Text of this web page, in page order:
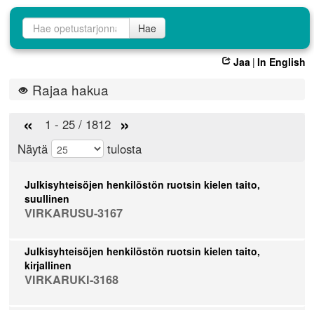
Opetustarjontahaku
Hae
Jaa | In English
Rajaa hakua
« 1 - 25 / 1812 »
Näytä tulosta
Julkisyhteisöjen henkilöstön ruotsin kielen taito,
suullinen
VIRKARUSU-3167
Julkisyhteisöjen henkilöstön ruotsin kielen taito,
kirjallinen
VIRKARUKI-3168